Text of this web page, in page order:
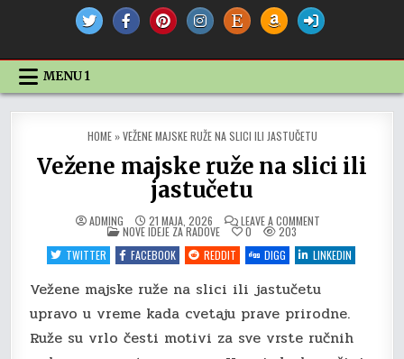
MENU 1
HOME»VEŽENE MAJSKE RUŽE NA SLICI ILI JASTUČETU
Vežene majske ruže na slici ili
jastučetu
ADMING 21 MAJA, 2026 LEAVE A COMMENTON
RUŽE
NA
ILI
JASTUČETU
POSTED
IN
NOVE IDEJE ZA RADOVE 0
203
TWITTER
FACEBOOK REDDIT DIGG LINKEDIN
Vežene majske ruže na slici ili jastučetu
upravo u vreme kada cvetaju prave prirodne.
Ruže su vrlo česti motivi za sve vrste ručnih